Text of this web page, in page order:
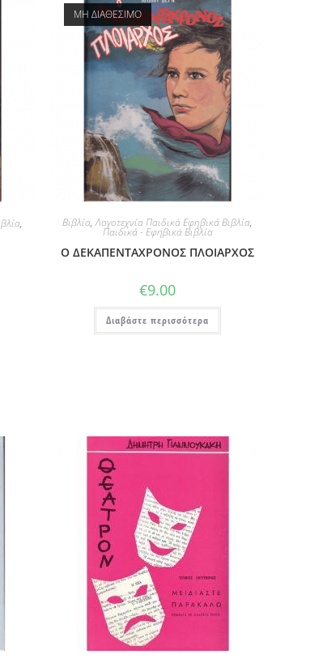
,
ΜΗ ΔΙΑΘΕΣΙΜΟ
Βιβλία,Λογοτεχνία Παιδικά Εφηβικά Βιβλία,
Παιδικά - Εφηβικά Βιβλία
Ο ΔΕΚΑΠΕΝΤΑΧΡΟΝΟΣ ΠΛΟΙΑΡΧΟΣ
€9.00
Διαβάστε περισσότερα